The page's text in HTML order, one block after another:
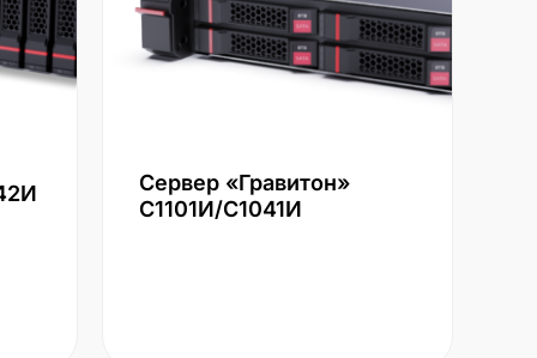
Сервер «Гравитон»
С1101И/С1041И